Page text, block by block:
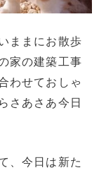
ままにお散歩
家の建築工事
わせておしゃ
さあさあ今日
、今日は新た